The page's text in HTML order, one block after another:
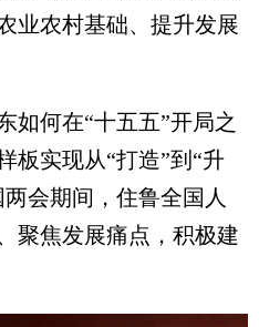
业农村基础、提升发展
何在“十五五”开局之
板实现从“打造”到“升
会期间，住鲁全国人
聚焦发展痛点，积极建